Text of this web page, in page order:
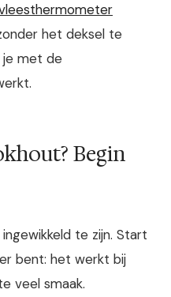
het deksel te
je met de
Begin
te zijn. Start
bent: het werkt bij
veel smaak.